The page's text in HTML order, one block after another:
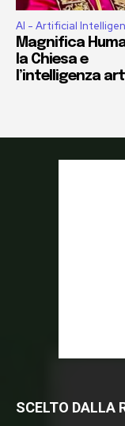
AI - Artificial
Magnifica
la Chiesa e
l’intelligenza
SCELTO DALLA